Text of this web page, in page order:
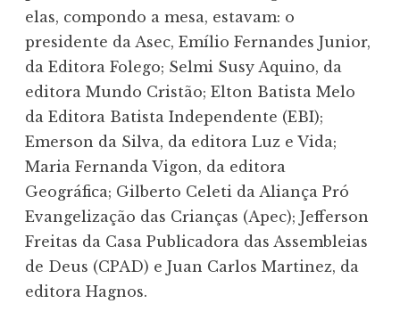
elas, compondo a mesa, estavam: o
presidente da Asec, Emílio Fernandes Junior,
da Editora Folego; Selmi Susy Aquino, da
editora Mundo Cristão; Elton Batista Melo
da Editora Batista Independente (EBI);
Emerson da Silva, da editora Luz e Vida;
Maria Fernanda Vigon, da editora
Geográfica; Gilberto Celeti da Aliança Pró
Evangelização das Crianças (Apec); Jefferson
Freitas da Casa Publicadora das Assembleias
de Deus (CPAD) e Juan Carlos Martinez, da
editora Hagnos.